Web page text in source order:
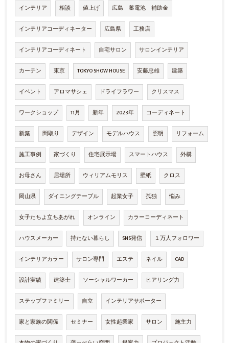
インテリア 相談 値上げ 広島 蓄電池 補助金
インテリアコーディネーター 広島県 工務店
インテリアコーディネート 自宅サロン サロンインテリア
カーテン 東京 TOKYO SHOW HOUSE 安藤忠雄 建築
イベント アロマサシェ ドライフラワー クリスマス
ワークショップ 11月 新年 2023年 コーディネート
新築 間取り デザイン モデルハウス 照明 リフォーム
施工事例 家づくり 住宅展示場 スマートハウス 外構
お母さん 居場所 ウィリアムモリス 壁紙 クロス
岡山県 ダイニングテーブル 起業女子 孤独 悩み
女子たちよ立ちあがれ オンライン カラーコーディネート
ハウスメーカー 持たない暮らし SNS発信 １万人フォロワー
インテリアカラー サロン専門 エステ ネイル CAD
設計実績 建築士 ソーシャルワーカー ヒアリング力
ステップファミリー 自立 インテリアサポーター
家と家族の関係 セミナー 女性起業家 サロン 施主力